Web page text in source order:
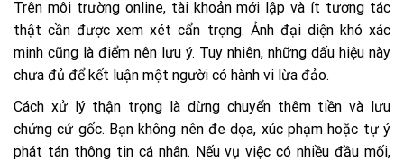
Trên môi trường online, tài khoản mới lập và ít tương tác
thật cần được xem xét cẩn trọng. Ảnh đại diện khó xác
minh cũng là điểm nên lưu ý. Tuy nhiên, những dấu hiệu này
chưa đủ để kết luận một người có hành vi lừa đảo.
Cách xử lý thận trọng là dừng chuyển thêm tiền và lưu
chứng cứ gốc. Bạn không nên đe dọa, xúc phạm hoặc tự ý
phát tán thông tin cá nhân. Nếu vụ việc có nhiều đầu mối,